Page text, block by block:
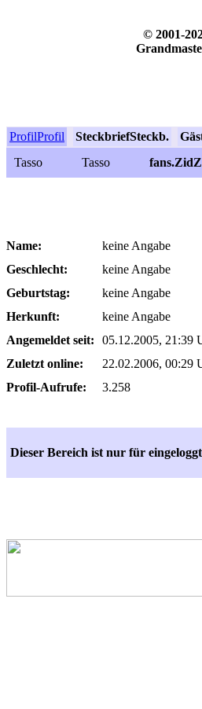
© 2001-
ProfilProfil SteckbriefSteckb.
Tasso
Tasso
Name:
keine Angabe
Geschlecht:
keine Angabe
Geburtstag:
keine Angabe
Herkunft:
keine Angabe
Angemeldet seit:
05.12.2005, 21:39
Zuletzt online:
22.02.2006, 00:29
Profil-Aufrufe:
3.258
Dieser Bereich ist nur für